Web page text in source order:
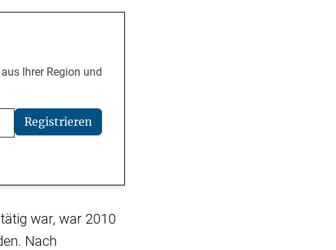
Ihrer Region und
Registrieren
war, war 2010
Nach